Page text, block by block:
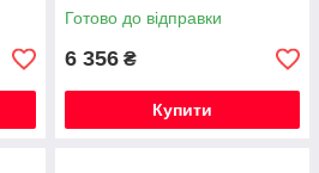
Готово до відправки
6 356 ₴
Купити